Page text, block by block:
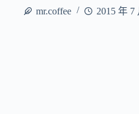
mr.coffee 2015 年 7